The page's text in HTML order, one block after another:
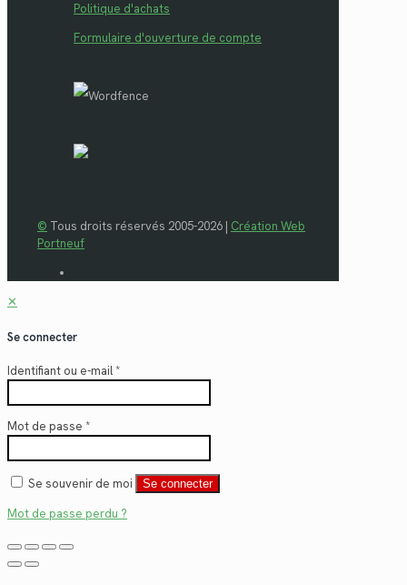
Politique d'achats
Formulaire d'ouverture de compte
© Tous droits réservés 2005-2026 | Création Web
Portneuf
✕
Se connecter
Identifiant ou e-mail*
Mot de passe *
Se souvenir de moi Se connecter
Mot de passe perdu ?